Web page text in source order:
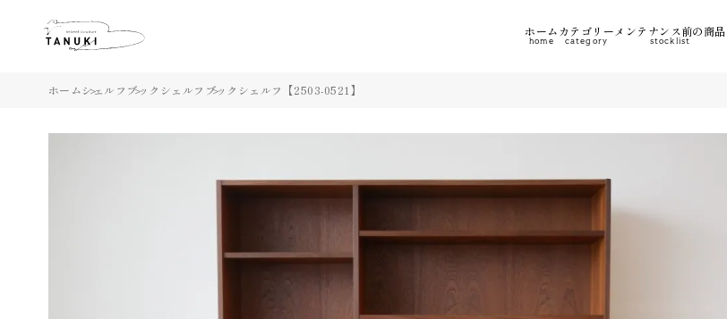
ホーム
home
カテゴリー
category
メンテナンス前の商品
stocklist
ホームシェルフ ブックシェルフ ブックシェルフ【2503-0521】